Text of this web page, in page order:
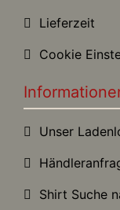
Lieferzeit
Cookie
Unser
Shirt Suche